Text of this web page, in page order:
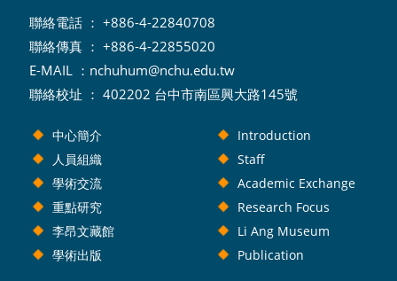
聯絡電話 ： +886-4-22840708
聯絡傳真 ： +886-4-22855020
E-MAIL ： nchuhum@nchu.edu.tw
聯絡校址 ： 402202 台中市南區興大路145號
中心簡介
人員組織
學術交流
重點研究
李昂文藏館
學術出版
Introduction
Staff
Academic Exchange
Research Focus
Li Ang Museum
Publication